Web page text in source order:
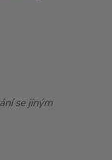
se jiným